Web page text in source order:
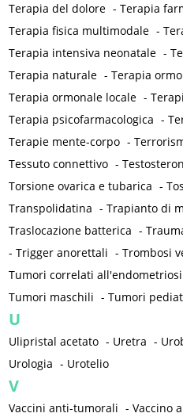
Terapia del dolore -Terapia
Terapia fisica multimodale -
Terapia intensiva neonatale -
Terapia naturale -Terapia
Terapia ormonale locale -
Terapia psicofarmacologica -
Terapie mente-corpo -
Tessuto connettivo -
Torsione ovarica e tubarica -
Transpolidatina -Trapianto di
Traslocazione batterica -
-Trigger anorettali -Trombosi
Tumori correlati all'endometriosi
Tumori maschili -Tumori
U
Ulipristal acetato - Uretra -
Urologia - Urotelio
V
Vaccini anti-tumorali -Vaccino